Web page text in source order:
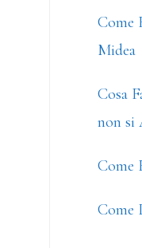
Come
Midea
Cosa
non si
Come
Come